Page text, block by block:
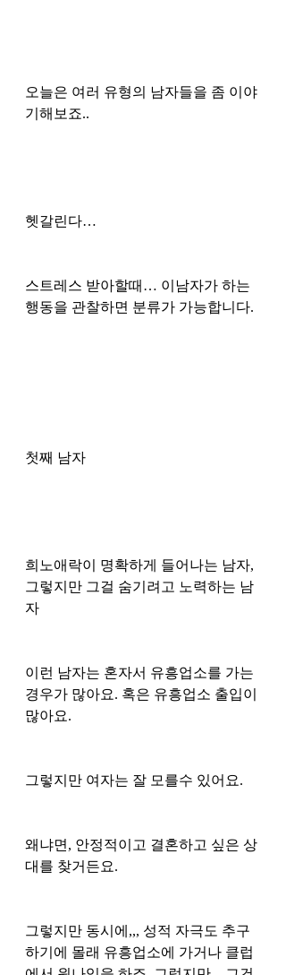
오늘은 여러 유형의 남자들을 좀 이야
기해보죠..
헷갈린다…
스트레스 받아할때… 이남자가 하는
행동을 관찰하면 분류가 가능합니다.
첫째 남자
희노애락이 명확하게 들어나는 남자,
그렇지만 그걸 숨기려고 노력하는 남
자
이런 남자는 혼자서 유흥업소를 가는
경우가 많아요. 혹은 유흥업소 출입이
많아요.
그렇지만 여자는 잘 모를수 있어요.
왜냐면, 안정적이고 결혼하고 싶은 상
대를 찾거든요.
그렇지만 동시에,,, 성적 자극도 추구
하기에 몰래 유흥업소에 가거나 클럽